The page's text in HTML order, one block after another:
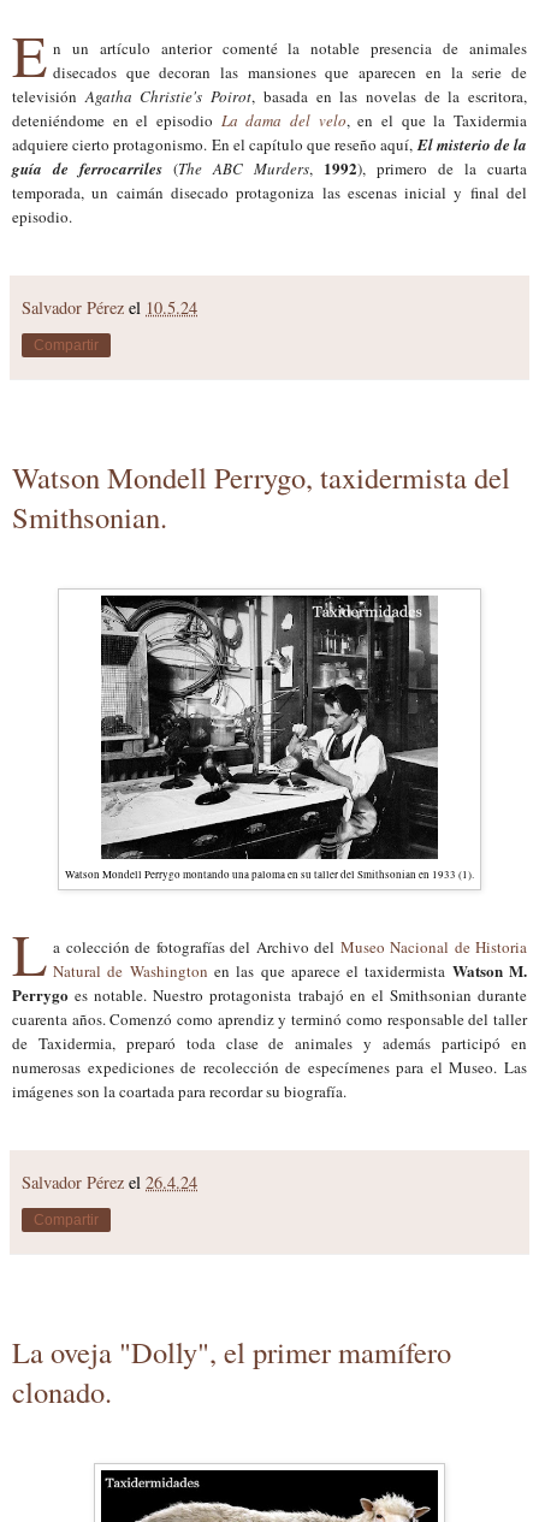
E n un artículo anterior comenté la notable presencia de animales
disecados que decoran las mansiones que aparecen en la serie de
televisiónAgatha Christie's Poirot, basada en las novelas de la escritora,
deteniéndome en el episodio La dama del velo, en el que la Taxidermia
adquiere cierto protagonismo. En el capítulo que reseño aquí,El misterio de la
guía de ferrocarriles (The ABC Murders, 1992), primero de la cuarta
temporada, un caimán disecado protagoniza las escenas inicial y final del
episodio.
Salvador Pérez el 10.5.24
Compartir
Watson Mondell Perrygo, taxidermista del
Smithsonian.
Watson Mondell Perrygo montando una paloma en su taller del Smithsonian en 1933 (1).
L a colección de fotografías del Archivo del Museo Nacional de Historia
Natural de Washington en las que aparece el taxidermista Watson M.
Perrygo es notable. Nuestro protagonista trabajó en el Smithsonian durante
cuarenta años. Comenzó como aprendiz y terminó como responsable del taller
de Taxidermia, preparó toda clase de animales y además participó en
numerosas expediciones de recolección de especímenes para el Museo. Las
imágenes son la coartada para recordar su biografía.
Salvador Pérez el 26.4.24
Compartir
La oveja "Dolly", el primer mamífero
clonado.